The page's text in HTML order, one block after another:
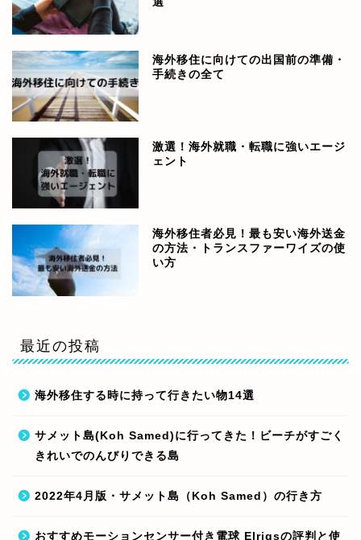
海外移住に向けての出国前の準備・
手続きの全て
激選！海外就職・転職に強いエージ
ェント
海外移住者必見！最も安い海外送金
の方法・トランスファーワイズの使
い方
最近の投稿
海外移住する時に持って行きたい物14選
サメット島(Koh Samed)に行ってきた！ビーチがすごく
きれいでのんびりできる島
2022年4月版・サメット島（Koh Samed）の行き方
おすすめモーションセンサー付き電球 Elrigsの評判と使